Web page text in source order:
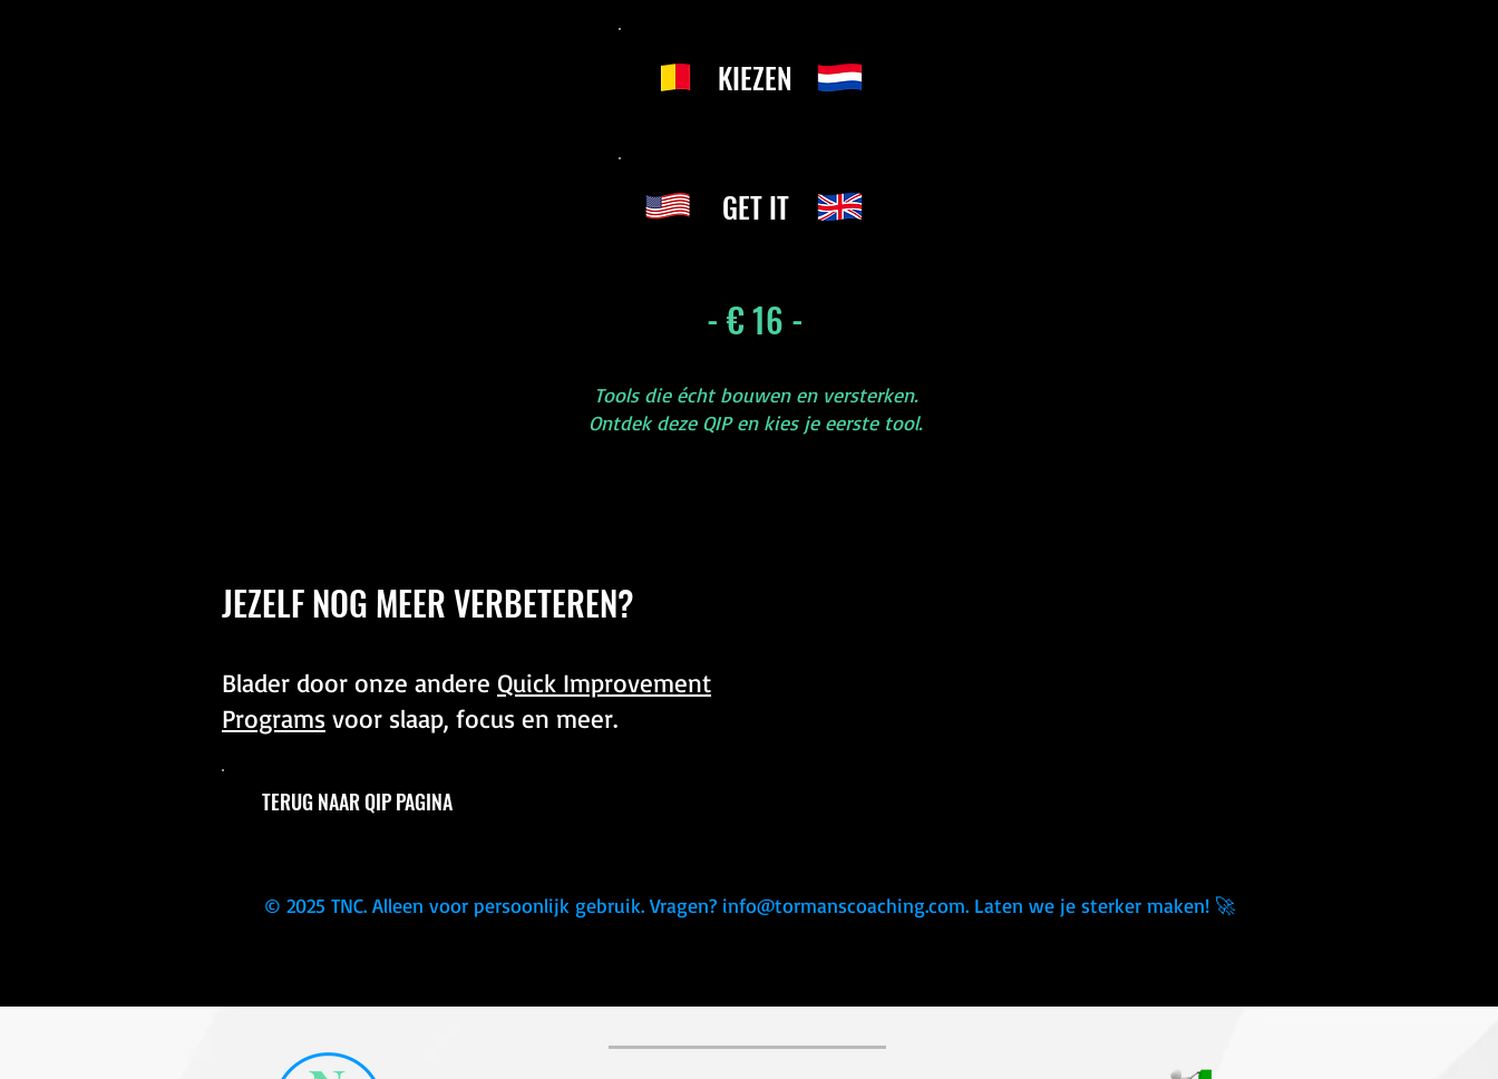
KIEZEN
GET IT
- € 16 -
Tools die écht bouwen en versterken.
Ontdek deze QIP en kies je eerste tool.
JEZELF NOG MEER VERBETEREN?
Blader door onze andere Quick Improvement
Programs voor slaap, focus en meer.
TERUG NAAR QIP PAGINA
© 2025 TNC. Alleen voor persoonlijk gebruik. Vragen? info@tormanscoaching.com. Laten we je sterker maken! 🚀